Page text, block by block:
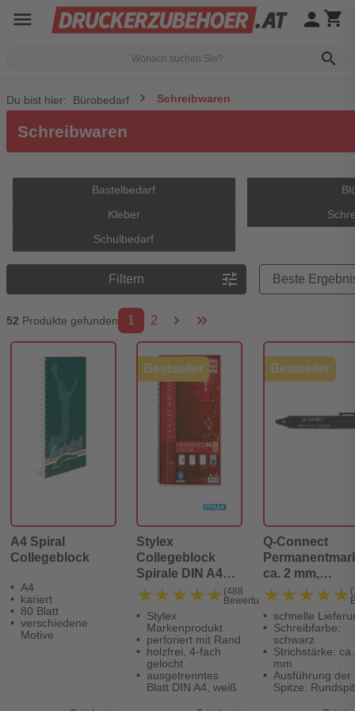
menu
search
person shopping_cart
Du bist hier: Bürobedarf Schreibwaren
Schreibwaren
Bastelbedarf
Kleber
Schulbedarf
Filtern tune
52 Produkte gefunden 1 2
A4 Spiral
Collegeblock
A4
kariert
80 Blatt
verschiedene
Motive
Bestseller
Stylex
Collegeblock
Spirale DIN A4
kariert
★★★★★
★★★★★ (488
Bewertungen)
Stylex
Markenprodukt
perforiert mit Rand
holzfrei, 4-fach
gelocht
ausgetrenntes
Blatt DIN A4, weiß
Bestseller
Q-Connect
ca. 2 mm,
schwarz
★★★★★
★★★★★
schnelle
Schreibfarbe:
schwarz
Strichstärke:
mm
Ausführung der
Spitze: